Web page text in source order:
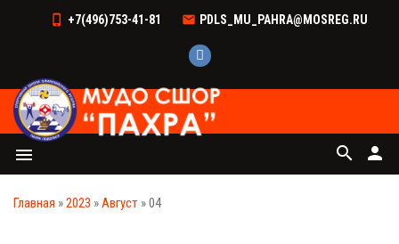
+7(496)753-41-81 PDLS_MU_PAHRA@MOSREG.RU
menu person
search
Главная »2023 »Август »04